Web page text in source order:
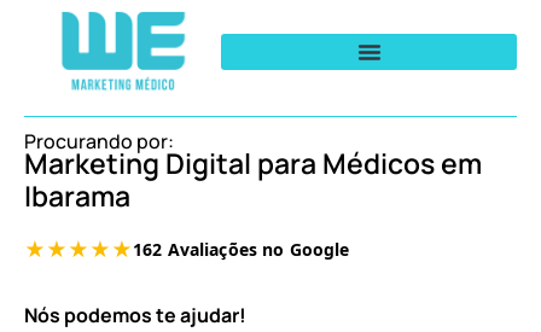
Procurando por:
Marketing Digital para Médicos em
Ibarama
Nós podemos te ajudar!